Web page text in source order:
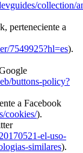
collection/
perteneciente a
7549925?hl=es).
buttons-policy?
a Facebook
cookies/).
el-uso-
similares).